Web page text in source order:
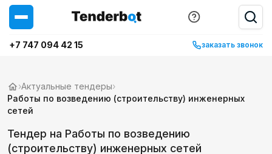
+7 747 094 42 15 заказать звонок
›Актуальные тендеры›
Работы по возведению (строительству) инженерных
сетей
Тендер на Работы по возведению
(строительству) инженерных сетей